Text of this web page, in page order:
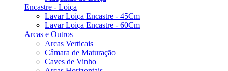
Encastre - Loiça
Lavar Loiça Encastre - 45Cm
Lavar Loiça Encastre - 60Cm
Arcas e Outros
Arcas Verticais
Câmara de Maturação
Caves de Vinho